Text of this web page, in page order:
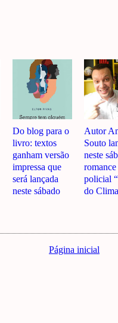
Do blog para o
livro: textos
ganham versão
impressa que
será lançada
neste sábado
Autor
Souto
neste
romance
policial
do
Página inicial